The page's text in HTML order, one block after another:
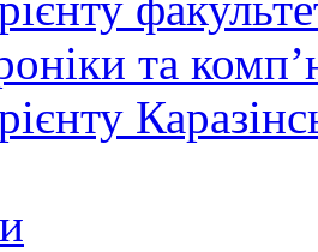
та